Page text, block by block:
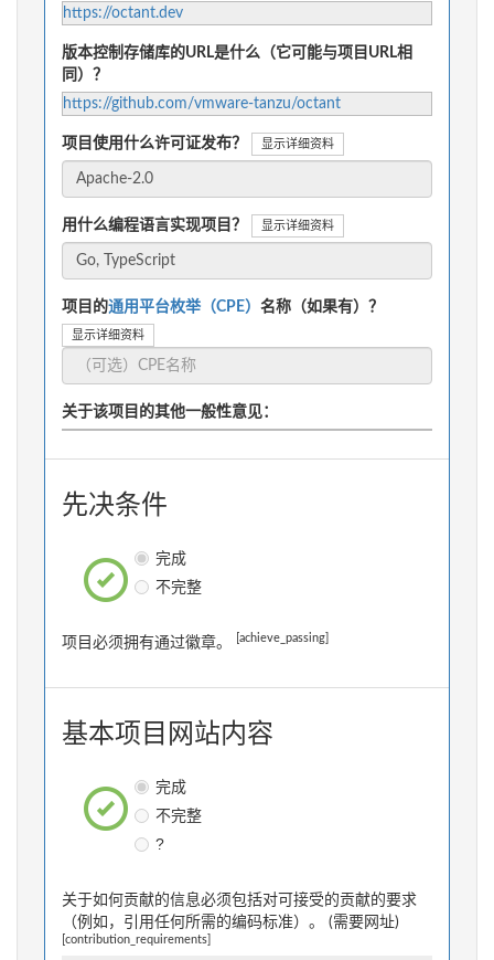
https://octant.dev
版本控制存储库的URL是什么（它可能与项目URL相
同）？
https://github.com/vmware-tanzu/octant
项目使用什么许可证发布？ 显示详细资料
用什么编程语言实现项目？ 显示详细资料
项目的通用平台枚举（CPE） 名称（如果有）？
显示详细资料
关于该项目的其他一般性意见：
先决条件
完成
不完整
项目必须拥有通过徽章。 [achieve_passing]
基本项目网站内容
完成
不完整
?
关于如何贡献的信息必须包括对可接受的贡献的要求
（例如，引用任何所需的编码标准）。 (需要网址)
[contribution_requirements]